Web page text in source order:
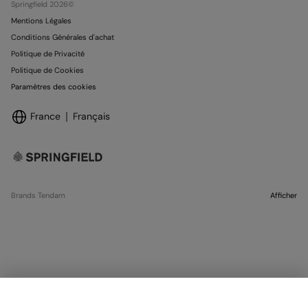
Springfield 2026©
Mentions Légales
Conditions Générales d'achat
Politique de Privacité
Politique de Cookies
Paramètres des cookies
France Français
Brands Tendam Afficher